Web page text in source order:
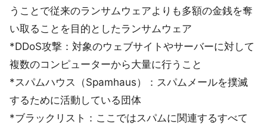
うことで従来のランサムウェアよりも多額の金銭を奪
い取ることを目的としたランサムウェア
*DDoS攻撃：対象のウェブサイトやサーバーに対して
複数のコンピューターから大量に行うこと
*スパムハウス（Spamhaus）：スパムメールを撲滅
するために活動している団体
*ブラックリスト：ここではスパムに関連するすべて